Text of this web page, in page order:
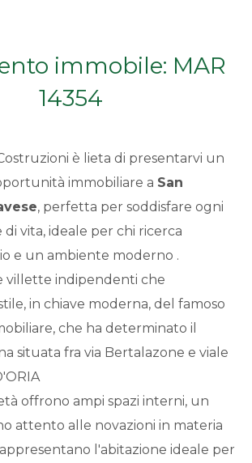
immobile: MAR
14354
è lieta di presentarvi un
immobiliare a San
, perfetta per soddisfare ogni
di vita, ideale per chi ricerca
e un ambiente moderno .
villette indipendenti che
in chiave moderna, del famoso
che ha determinato il
situata fra via Bertalazone e viale
offrono ampi spazi interni, un
attento alle novazioni in materia
l'abitazione ideale per